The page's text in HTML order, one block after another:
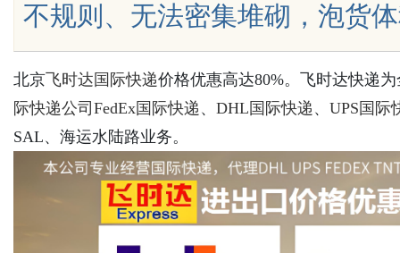
不规则、无法密集堆砌，泡货
北京 飞时达 国际快递价格优惠高达80%。飞时达快递
际快递公司 FedEx国际快递 、 DHL国际快递 、 UPS国际
SAL、海运水陆路业务。